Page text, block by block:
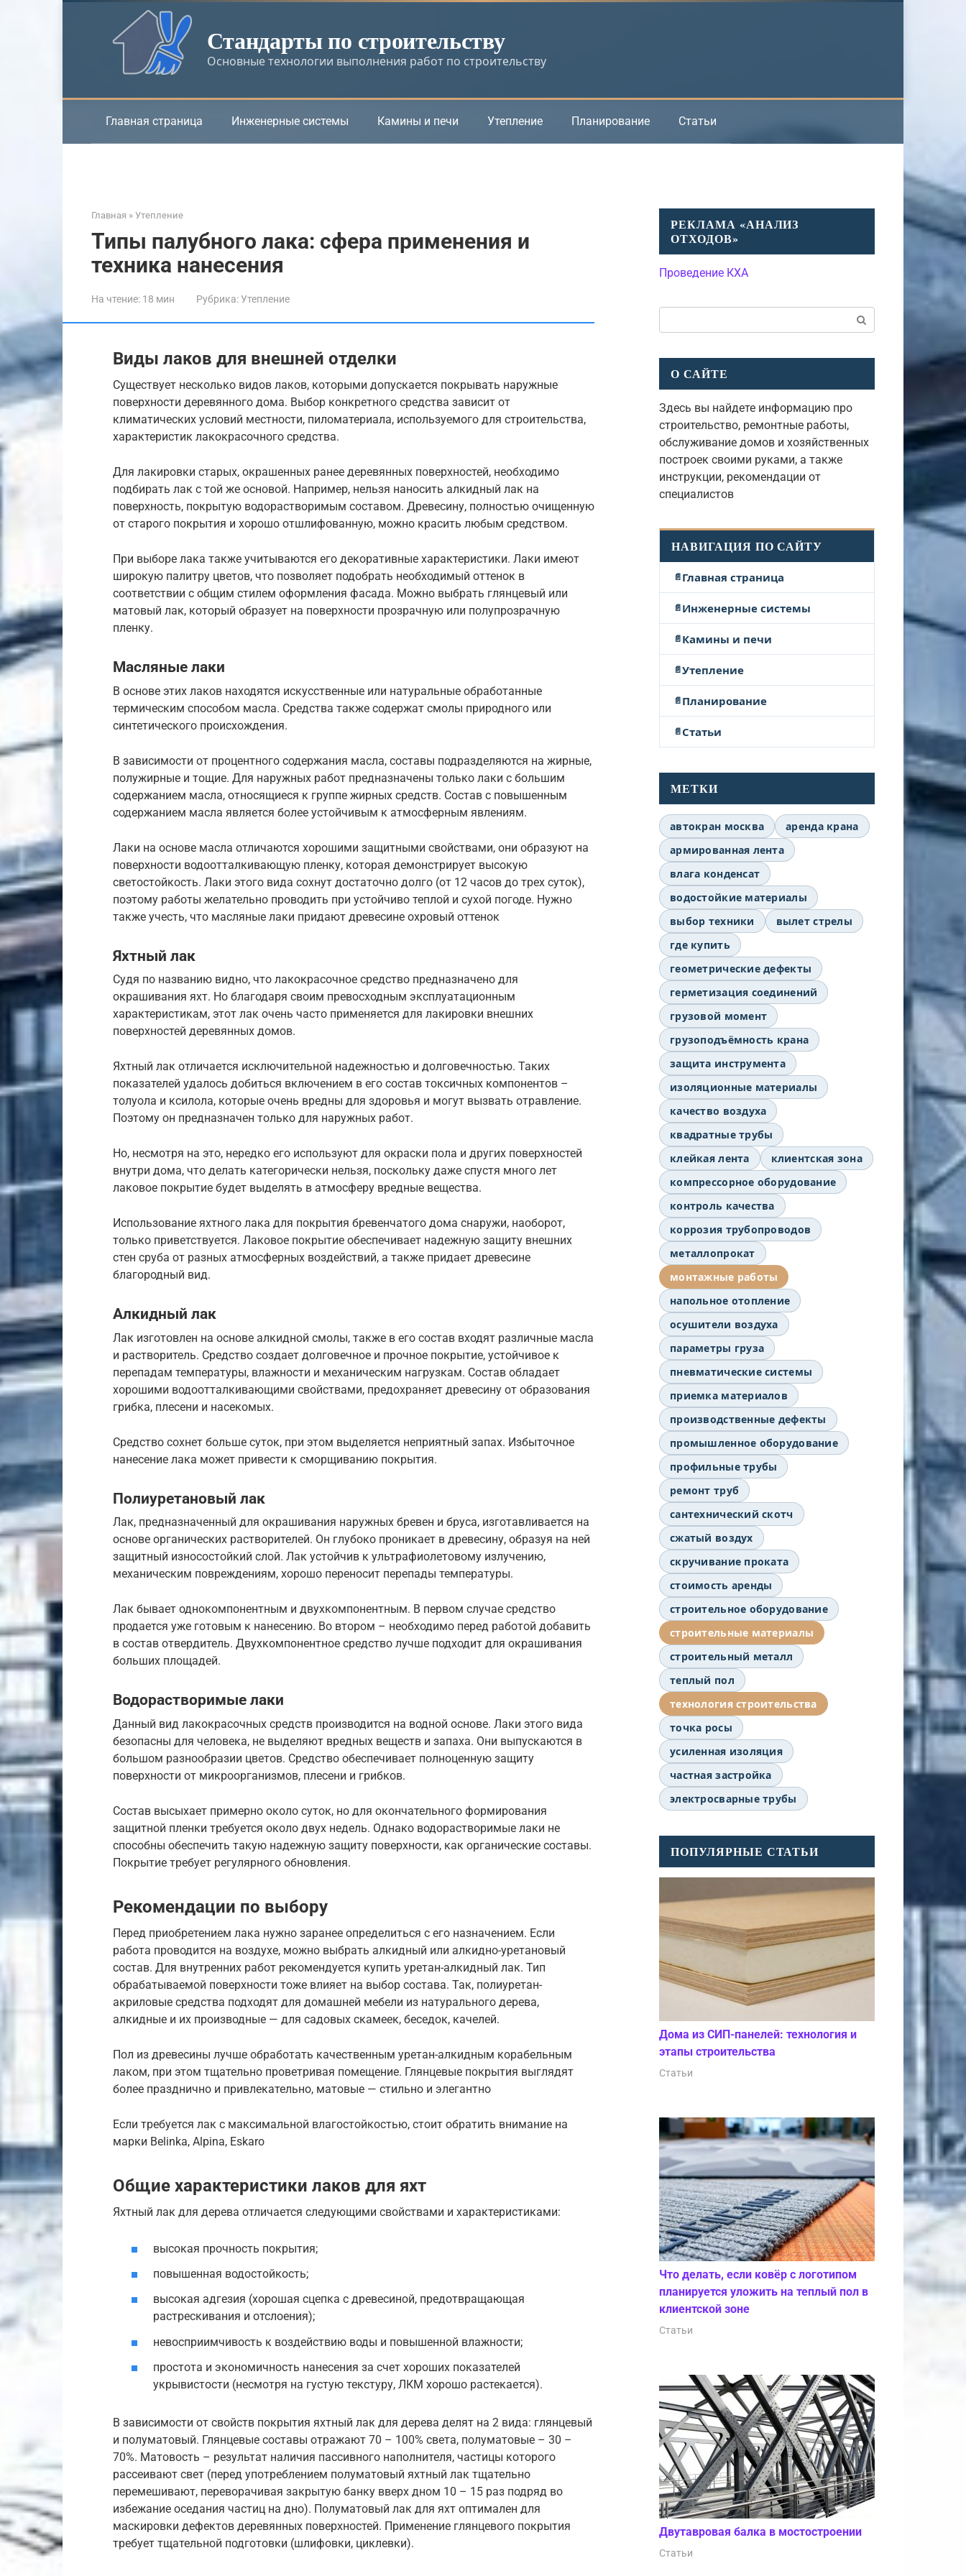
Стандарты по строительству
Основные технологии выполнения работ по строительству
Главная страница Инженерные системы Камины и печи Утепление Планирование Статьи
Главная » Утепление
Типы палубного лака: сфера применения и
техника нанесения
На чтение: 18 мин Рубрика:Утепление
Виды лаков для внешней отделки
Существует несколько видов лаков, которыми допускается покрывать наружные
поверхности деревянного дома. Выбор конкретного средства зависит от
климатических условий местности, пиломатериала, используемого для строительства,
характеристик лакокрасочного средства.
Для лакировки старых, окрашенных ранее деревянных поверхностей, необходимо
подбирать лак с той же основой. Например, нельзя наносить алкидный лак на
поверхность, покрытую водорастворимым составом. Древесину, полностью очищенную
от старого покрытия и хорошо отшлифованную, можно красить любым средством.
При выборе лака также учитываются его декоративные характеристики. Лаки имеют
широкую палитру цветов, что позволяет подобрать необходимый оттенок в
соответствии с общим стилем оформления фасада. Можно выбрать глянцевый или
матовый лак, который образует на поверхности прозрачную или полупрозрачную
пленку.
Масляные лаки
В основе этих лаков находятся искусственные или натуральные обработанные
термическим способом масла. Средства также содержат смолы природного или
синтетического происхождения.
В зависимости от процентного содержания масла, составы подразделяются на жирные,
полужирные и тощие. Для наружных работ предназначены только лаки с большим
содержанием масла, относящиеся к группе жирных средств. Состав с повышенным
содержанием масла является более устойчивым к атмосферным явлениям.
Лаки на основе масла отличаются хорошими защитными свойствами, они образуют на
поверхности водоотталкивающую пленку, которая демонстрирует высокую
светостойкость. Лаки этого вида сохнут достаточно долго (от 12 часов до трех суток),
поэтому работы желательно проводить при устойчиво теплой и сухой погоде. Нужно
также учесть, что масляные лаки придают древесине охровый оттенок
Яхтный лак
Судя по названию видно, что лакокрасочное средство предназначено для
окрашивания яхт. Но благодаря своим превосходным эксплуатационным
характеристикам, этот лак очень часто применяется для лакировки внешних
поверхностей деревянных домов.
Яхтный лак отличается исключительной надежностью и долговечностью. Таких
показателей удалось добиться включением в его состав токсичных компонентов –
толуола и ксилола, которые очень вредны для здоровья и могут вызвать отравление.
Поэтому он предназначен только для наружных работ.
Но, несмотря на это, нередко его используют для окраски пола и других поверхностей
внутри дома, что делать категорически нельзя, поскольку даже спустя много лет
лаковое покрытие будет выделять в атмосферу вредные вещества.
Использование яхтного лака для покрытия бревенчатого дома снаружи, наоборот,
только приветствуется. Лаковое покрытие обеспечивает надежную защиту внешних
стен сруба от разных атмосферных воздействий, а также придает древесине
благородный вид.
Алкидный лак
Лак изготовлен на основе алкидной смолы, также в его состав входят различные масла
и растворитель. Средство создает долговечное и прочное покрытие, устойчивое к
перепадам температуры, влажности и механическим нагрузкам. Состав обладает
хорошими водоотталкивающими свойствами, предохраняет древесину от образования
грибка, плесени и насекомых.
Средство сохнет больше суток, при этом выделяется неприятный запах. Избыточное
нанесение лака может привести к сморщиванию покрытия.
Полиуретановый лак
Лак, предназначенный для окрашивания наружных бревен и бруса, изготавливается на
основе органических растворителей. Он глубоко проникает в древесину, образуя на ней
защитный износостойкий слой. Лак устойчив к ультрафиолетовому излучению,
механическим повреждениям, хорошо переносит перепады температуры.
Лак бывает однокомпонентным и двухкомпонентным. В первом случае средство
продается уже готовым к нанесению. Во втором – необходимо перед работой добавить
в состав отвердитель. Двухкомпонентное средство лучше подходит для окрашивания
больших площадей.
Водорастворимые лаки
Данный вид лакокрасочных средств производится на водной основе. Лаки этого вида
безопасны для человека, не выделяют вредных веществ и запаха. Они выпускаются в
большом разнообразии цветов. Средство обеспечивает полноценную защиту
поверхности от микроорганизмов, плесени и грибков.
Состав высыхает примерно около суток, но для окончательного формирования
защитной пленки требуется около двух недель. Однако водорастворимые лаки не
способны обеспечить такую надежную защиту поверхности, как органические составы.
Покрытие требует регулярного обновления.
Рекомендации по выбору
Перед приобретением лака нужно заранее определиться с его назначением. Если
работа проводится на воздухе, можно выбрать алкидный или алкидно-уретановый
состав. Для внутренних работ рекомендуется купить уретан-алкидный лак. Тип
обрабатываемой поверхности тоже влияет на выбор состава. Так, полиуретан-
акриловые средства подходят для домашней мебели из натурального дерева,
алкидные и их производные — для садовых скамеек, беседок, качелей.
Пол из древесины лучше обработать качественным уретан-алкидным корабельным
лаком, при этом тщательно проветривая помещение. Глянцевые покрытия выглядят
более празднично и привлекательно, матовые — стильно и элегантно
Если требуется лак с максимальной влагостойкостью, стоит обратить внимание на
марки Belinka, Alpina, Eskaro
Общие характеристики лаков для яхт
Яхтный лак для дерева отличается следующими свойствами и характеристиками:
высокая прочность покрытия;
повышенная водостойкость;
высокая адгезия (хорошая сцепка с древесиной, предотвращающая
растрескивания и отслоения);
невосприимчивость к воздействию воды и повышенной влажности;
простота и экономичность нанесения за счет хороших показателей
укрывистости (несмотря на густую текстуру, ЛКМ хорошо растекается).
В зависимости от свойств покрытия яхтный лак для дерева делят на 2 вида: глянцевый
и полуматовый. Глянцевые составы отражают 70 – 100% света, полуматовые – 30 –
70%. Матовость – результат наличия пассивного наполнителя, частицы которого
рассеивают свет (перед употреблением полуматовый яхтный лак тщательно
перемешивают, переворачивая закрытую банку вверх дном 10 – 15 раз подряд во
избежание оседания частиц на дно). Полуматовый лак для яхт оптимален для
маскировки дефектов деревянных поверхностей. Применение глянцевого покрытия
требует тщательной подготовки (шлифовки, циклевки).
РЕКЛАМА «АНАЛИЗ
ОТХОДОВ»
Проведение КХА
О САЙТЕ
Здесь вы найдете информацию про
строительство, ремонтные работы,
обслуживание домов и хозяйственных
построек своими руками, а также
инструкции, рекомендации от
специалистов
НАВИГАЦИЯ ПО САЙТУ
Главная страница
Инженерные системы
Камины и печи
Утепление
Планирование
Статьи
МЕТКИ
автокран москва
аренда крана
армированная лента
влага конденсат
водостойкие материалы
выбор техники
вылет стрелы
где купить
геометрические дефекты
герметизация соединений
грузовой момент
грузоподъёмность крана
защита инструмента
изоляционные материалы
качество воздуха
квадратные трубы
клейкая лента
клиентская зона
компрессорное оборудование
контроль качества
коррозия трубопроводов
металлопрокат
монтажные работы
напольное отопление
осушители воздуха
параметры груза
пневматические системы
приемка материалов
производственные дефекты
промышленное оборудование
профильные трубы
ремонт труб
сантехнический скотч
сжатый воздух
скручивание проката
стоимость аренды
строительное оборудование
строительные материалы
строительный металл
теплый пол
технология строительства
точка росы
усиленная изоляция
частная застройка
электросварные трубы
ПОПУЛЯРНЫЕ СТАТЬИ
Дома из СИП-панелей: технология и
этапы строительства
Статьи
Что делать, если ковёр с логотипом
планируется уложить на теплый пол в
клиентской зоне
Статьи
Двутавровая балка в мостостроении
Статьи